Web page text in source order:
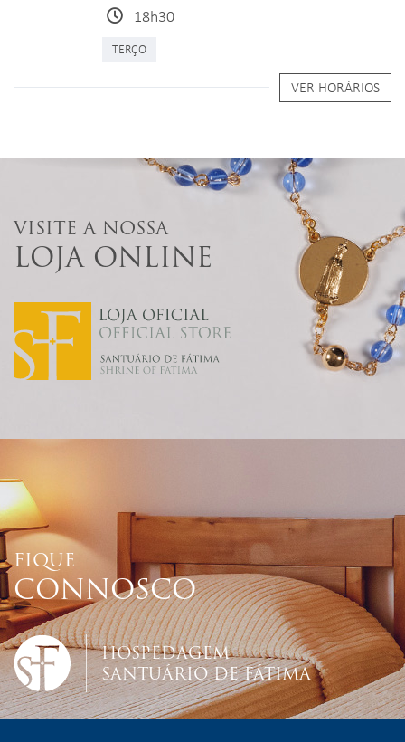
18h30
TERÇO
VER HORÁRIOS
VISITE A NOSSA
LOJA ONLINE
FIQUE
CONNOSCO
HOSPEDAGEM
SANTUÁRIO DE FÁTIMA